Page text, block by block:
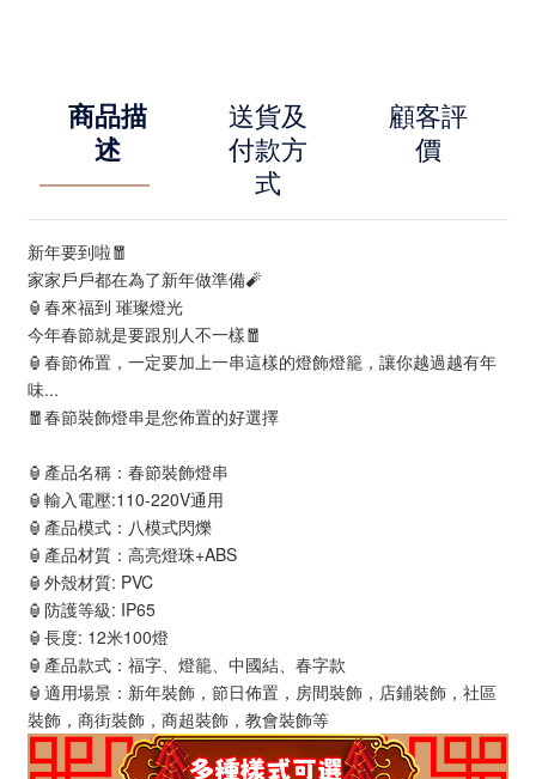
商品描
述
送貨及
付款方
式
顧客評
價
新年要到啦🧧
家家戶戶都在為了新年做準備🧨
🏮春來福到 璀璨燈光
今年春節就是要跟別人不一樣🧧
🏮春節佈置，一定要加上一串這樣的燈飾燈籠，讓你越過越有年
味...
🧧春節裝飾燈串是您佈置的好選擇
🏮產品名稱：春節裝飾燈串
🏮輸入電壓:110-220V通用
🏮產品模式：八模式閃爍
🏮產品材質：高亮燈珠+ABS
🏮外殼材質: PVC
🏮防護等級: IP65
🏮長度: 12米100燈
🏮產品款式：福字、燈籠、中國結、春字款
🏮適用場景：新年裝飾，節日佈置，房間裝飾，店鋪裝飾，社區
裝飾，商街裝飾，商超裝飾，教會裝飾等